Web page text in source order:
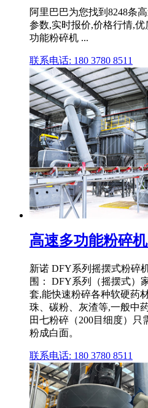
阿里巴巴为您找到8248条
参数,实时报价,价格行情,
功能粉碎机 ...
联系电话: 180 3780 8511
高速多功能粉碎
新诺 DFY系列摇摆式粉碎
围： DFY系列（摇摆式）
套,能快速粉碎各种软硬药
珠、碳粉、灰渣等,一般中
田七粉碎（200目细度）只
粉成白面。
联系电话: 180 3780 8511